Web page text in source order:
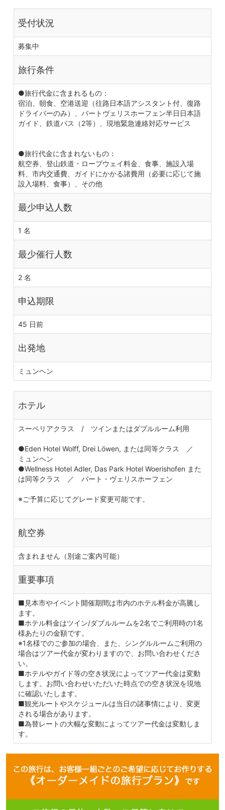
受付状況
募集中
旅行条件
●旅行代金に含まれるもの：
宿泊、朝食、空港送迎（往路日本語アシスタント付、復路
ドライバーのみ）、バートヴェリスホーフェン半日日本語
ガイド、鉄道パス（2等）、現地緊急連絡対応サービス
●旅行代金に含まれないもの：
航空券、登山鉄道・ロープウェイ料金、食事、施設入場
料、市内交通費、ガイドにかかる諸費用（必要に応じて施
設入場料、食事）、その他
最少申込人数
1 名
最少催行人数
2 名
申込期限
45 日前
出発地
ミュンヘン
ホテル
スーペリアクラス / ツインまたはダブルルーム利用
●Eden Hotel Wolff, Drei Löwen, または同等クラス ／
ミュンヘン
●Wellness Hotel Adler, Das Park Hotel Woerishofen また
は同等クラス ／ バート・ヴェリスホーフェン
※ご予算に応じてグレード変更可能です。
航空券
含まれません（別途ご案内可能）
重要事項
■見本市やイベント開催期間は市内のホテル料金が高騰し
ます。
■ホテル料金はツイン/ダブルルームを2名でご利用時の1名
様あたりの金額です。
※1名様でのご参加の場合、また、シングルルームご利用の
場合はツアー代金が変わりますので、お問い合わせくださ
い。
■ホテルやガイド等の空き状況によってツアー代金は変動
します。お問い合わせいただいた時点での空き状況を現地
に確認いたします。
■観光ルートやスケジュールは当日の諸事情により、変更
される場合があります。
■為替レートの大幅な変動によってツアー代金は変動しま
す。